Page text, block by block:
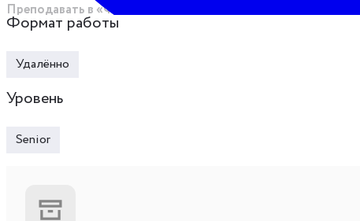
Преподавать в «Фоксфорде» можно в двух форматах
Мини-классы — уроки в группах по 15–17 человек, с
Среда с 10:00 до 12:00
Формат работы
Удалённо
Уровень
Senior